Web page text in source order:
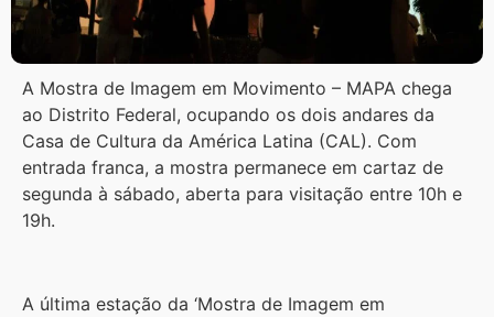
A Mostra de Imagem em Movimento – MAPA chega
ao Distrito Federal, ocupando os dois andares da
Casa de Cultura da América Latina (CAL). Com
entrada franca, a mostra permanece em cartaz de
segunda à sábado, aberta para visitação entre 10h e
19h.
A última estação da ‘Mostra de Imagem em